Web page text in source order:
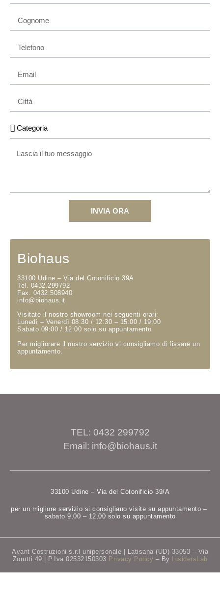
INVIA ORA
Biohaus
33100 Udine – Via del Cotonificio 39A
Tel. 0432.299792
Fax. 0432.508940
info@biohaus.it
Visitate il nostro showroom nei seguenti orari:
Lunedì – Venerdì 08:30 / 12:30 – 15:00 / 19:00
Sabato 09:00 / 12:00 solo su appuntamento
Per migliorare il nostro servizio vi consigliamo di fissare un
appuntamento.
TEL: 0432 299792
Email: info@biohaus.it
33100 Udine – Via del Cotonificio 39/A
per un migliore servizio si consigliano visite su appuntamento –
sabato 9,00 – 12,00 solo su appuntamento
Avant Costruzioni s.r.l unipersonale | Latisana (UD) 33053 – Via
Zorutti 49 | P.Iva 02532150303 Privacy Policy – By InsidersLab